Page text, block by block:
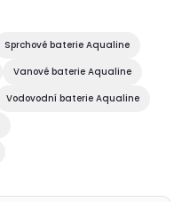
Sprchové baterie Aqualine
Vanové baterie Aqualine
Vodovodní baterie Aqualine